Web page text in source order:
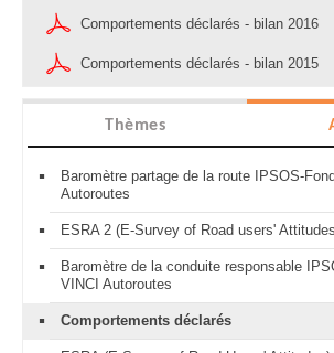
Comportements déclarés - bilan 2016
Comportements déclarés - bilan 2015
Thèmes
Baromètre partage de la route IPSOS-
Autoroutes
ESRA 2 (E-Survey of Road users'
Baromètre de la conduite responsable
VINCI Autoroutes
Comportements déclarés